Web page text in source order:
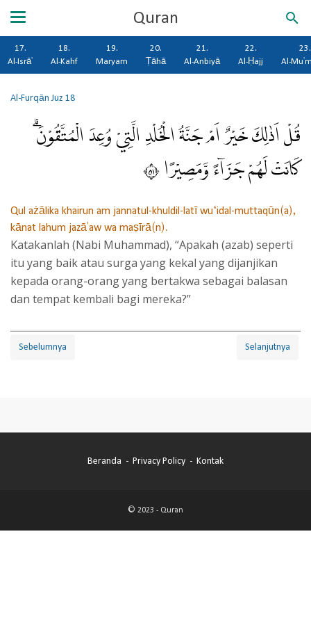
Quran
17.
Al-Isrā'
18.
Al-Kahf
19.
Maryam
20.
Ṭāhā
21.
Al-Anbiyā
22.
Al-Ḥajj
23.
Al-
Al-FurqānJuz 18
قُلْ اَذٰلِكَ خَيْرٌ اَمْ جَنَّةُ الْخُلْدِ الَّتِيْ وُعِدَ الْمُتَّقُوْنَۗ
كَانَتْ لَهُمْ جَزَاۤءً وَّمَصِيْرًا ١٥
Qul ażālika khairun am jannatul-khuldil-latī wu‘idal-muttaqūn(a),
kānat lahum jazā'aw wa maṣīrā(n).
Katakanlah (Nabi Muhammad), “Apakah (azab) seperti
itu yang baik atau surga yang kekal yang dijanjikan
kepada orang-orang yang bertakwa sebagai balasan
dan tempat kembali bagi mereka?”
Sebelumnya Selanjutnya
Beranda Privacy Policy Kontak
© 2023 - Quran